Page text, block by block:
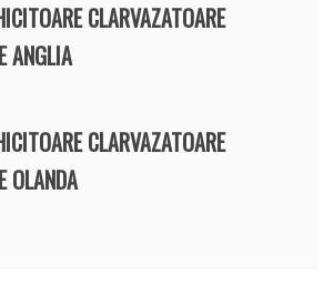
CLARVAZATOARE
ANGLIA
CLARVAZATOARE
OLANDA